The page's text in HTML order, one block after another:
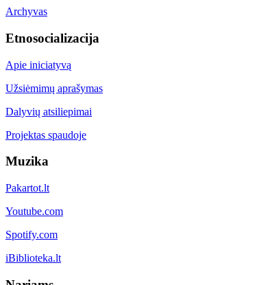
Archyvas
Etnosocializacija
Apie iniciatyvą
Užsiėmimų aprašymas
Dalyvių atsiliepimai
Projektas spaudoje
Muzika
Pakartot.lt
Youtube.com
Spotify.com
iBiblioteka.lt